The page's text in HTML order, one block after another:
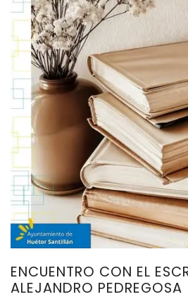
ENCUENTRO CON EL
ALEJANDRO PEDREGOSA